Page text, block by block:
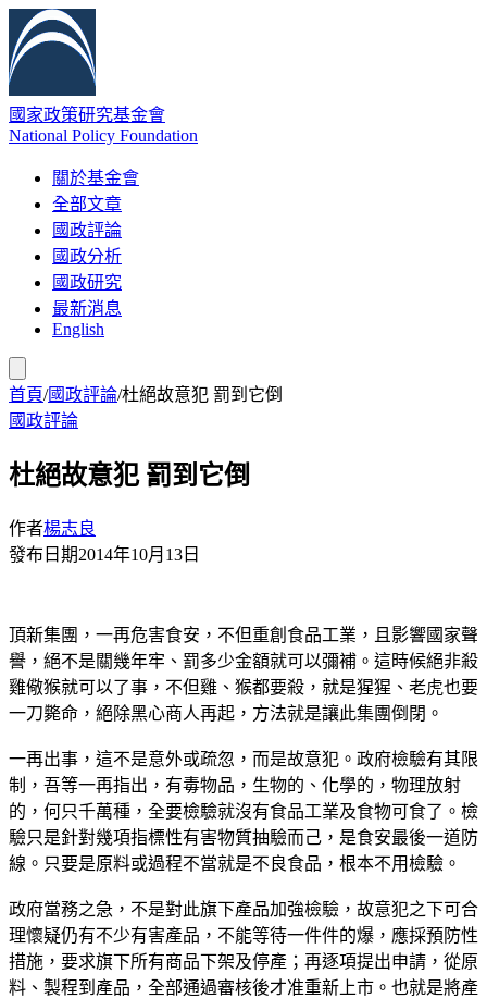
國家政策研究基金會
National Policy Foundation
關於基金會
全部文章
國政評論
國政分析
國政研究
最新消息
English
首頁/國政評論/杜絕故意犯 罰到它倒
國政評論
杜絕故意犯 罰到它倒
作者楊志良
發布日期2014年10月13日
頂新集團，一再危害食安，不但重創食品工業，且影響國家聲
譽，絕不是關幾年牢、罰多少金額就可以彌補。這時候絕非殺
雞儆猴就可以了事，不但雞、猴都要殺，就是猩猩、老虎也要
一刀斃命，絕除黑心商人再起，方法就是讓此集團倒閉。
一再出事，這不是意外或疏忽，而是故意犯。政府檢驗有其限
制，吾等一再指出，有毒物品，生物的、化學的，物理放射
的，何只千萬種，全要檢驗就沒有食品工業及食物可食了。檢
驗只是針對幾項指標性有害物質抽驗而己，是食安最後一道防
線。只要是原料或過程不當就是不良食品，根本不用檢驗。
政府當務之急，不是對此旗下產品加強檢驗，故意犯之下可合
理懷疑仍有不少有害產品，不能等待一件件的爆，應採預防性
措施，要求旗下所有商品下架及停產；再逐項提出申請，從原
料、製程到產品，全部通過審核後才准重新上市。也就是將產